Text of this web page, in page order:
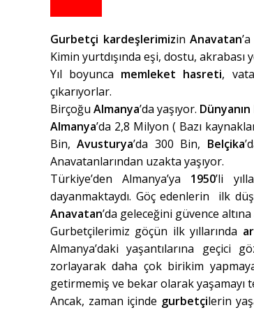
Gurbetçi kardeşlerimizinAnavatan’a
Kimin yurtdışında eşi, dostu, akrabası
Yıl boyunca memleket hasreti,
çıkarıyorlar.
Birçoğu Almanya’da yaşıyor. Dünyanın
Almanya’da 2,8 Milyon ( Bazı
Bin,Avusturya’da 300 Bin, Belçika
Anavatanlarından uzakta yaşıyor.
Türkiye’den Almanya’ya 1950’li
dayanmaktaydı. Göç edenlerin ilk
Anavatan’da geleceğini güvence
Gurbetçilerimiz göçün ilk yıllarında
Almanya’daki yaşantılarına geçici
zorlayarak daha çok birikim
getirmemiş ve bekar olarak yaşamayı
Ancak, zaman içinde gurbetçilerin